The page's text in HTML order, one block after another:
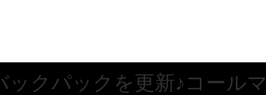
ックパックを更新♪コールマ